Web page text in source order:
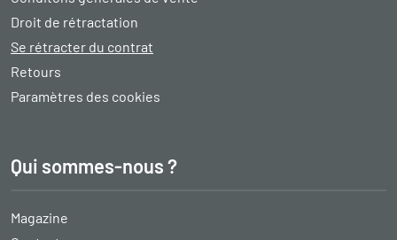
Droit de rétractation
Se rétracter du contrat
Retours
Paramètres des cookies
Qui sommes-nous ?
Magazine